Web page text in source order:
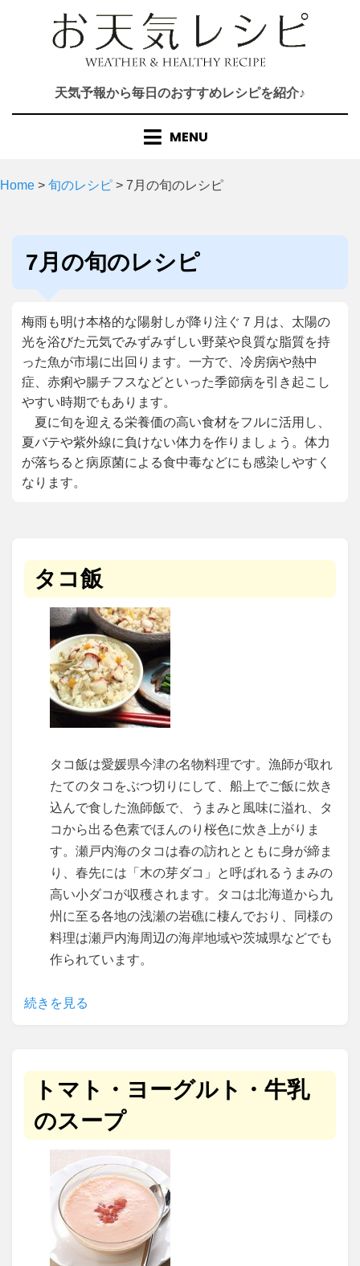
天気予報から毎日のおすすめレシピを紹介♪
MENU
Home > 旬のレシピ > 7月の旬のレシピ
カテゴリー
:
7月の旬のレシピ
梅雨も明け本格的な陽射しが降り注ぐ７月は、太陽の
光を浴びた元気でみずみずしい野菜や良質な脂質を持
った魚が市場に出回ります。一方で、冷房病や熱中
症、赤痢や腸チフスなどといった季節病を引き起こし
やすい時期でもあります。
夏に旬を迎える栄養価の高い食材をフルに活用し、
夏バテや紫外線に負けない体力を作りましょう。体力
が落ちると病原菌による食中毒などにも感染しやすく
なります。
タコ飯
タコ飯は愛媛県今津の名物料理です。漁師が取れ
たてのタコをぶつ切りにして、船上でご飯に炊き
込んで食した漁師飯で、うまみと風味に溢れ、タ
コから出る色素でほんのり桜色に炊き上がりま
す。瀬戸内海のタコは春の訪れとともに身が締ま
り、春先には「木の芽ダコ」と呼ばれるうまみの
高い小ダコが収穫されます。タコは北海道から九
州に至る各地の浅瀬の岩礁に棲んでおり、同様の
料理は瀬戸内海周辺の海岸地域や茨城県などでも
作られています。
続きを見る
トマト・ヨーグルト・牛乳
のスープ